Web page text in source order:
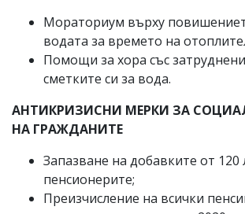
Мораториум върху
водата за времето на
Помощи за хора със
сметките си за вода.
АНТИКРИЗИСНИ МЕРКИ ЗА
НА ГРАЖДАНИТЕ
Запазване на добавките от 120
пенсионерите;
Преизчисление на всички